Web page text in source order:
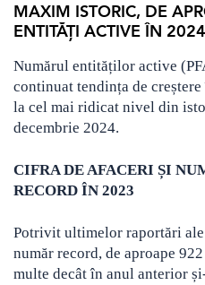
MAXIM ISTORIC, DE
ENTITĂȚI ACTIVE ÎN 2024
Numărul entităților active
continuat tendința de
la cel mai ridicat nivel din
decembrie 2024.
CIFRA DE AFACERI ȘI
RECORD ÎN 2023
Potrivit ultimelor raportări
număr record, de aproape
multe decât în anul anterior